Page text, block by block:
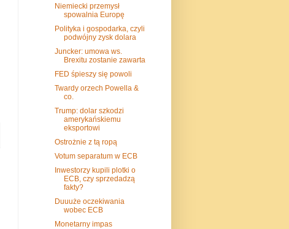
Niemiecki przemysł
spowalnia Europę
Polityka i gospodarka, czyli
podwójny zysk dolara
Juncker: umowa ws.
Brexitu zostanie zawarta
FED śpieszy się powoli
Twardy orzech Powella &
co.
Trump: dolar szkodzi
amerykańskiemu
eksportowi
Ostrożnie z tą ropą
Votum separatum w ECB
Inwestorzy kupili plotki o
ECB, czy sprzedadzą
fakty?
Duuuże oczekiwania
wobec ECB
Monetarny impas